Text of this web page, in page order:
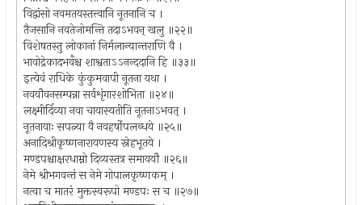
विद्वांसो नवमतयस्तत्त्वानि नूतनानि च ।
तैजसानि नवतेजोमन्ति तदाऽभवन् खलु ॥२२॥
विशेषतस्तु लोकानां निर्मलान्यान्तराणि वै ।
भावोद्रेकादभवँश्च शाश्वताऽऽनन्ददानि हि ॥३३॥
इत्येवं राधिके कुंकुमवापी नूतना यथा ।
नवयौवनसम्पन्ना सर्वशृंगारशोभिता ॥२४॥
लक्ष्मीर्दिव्या नवा चायास्यतीति नूतनाऽभवत् ।
नूतनायाः सपत्न्या वै नवहर्षोपलब्धये ॥२५॥
अनादिश्रीकृष्णनारायणस्य स्नेहभूतये ।
मण्डपश्चाक्षरधाम्नो दिव्यस्तत्र समाययौ ॥२६॥
नेमे श्रीभगवन्तं स नेमे गोपालकृष्णकम् ।
नत्वा च मातरं मुक्तस्वरूपो मण्डपः स च ॥२७॥